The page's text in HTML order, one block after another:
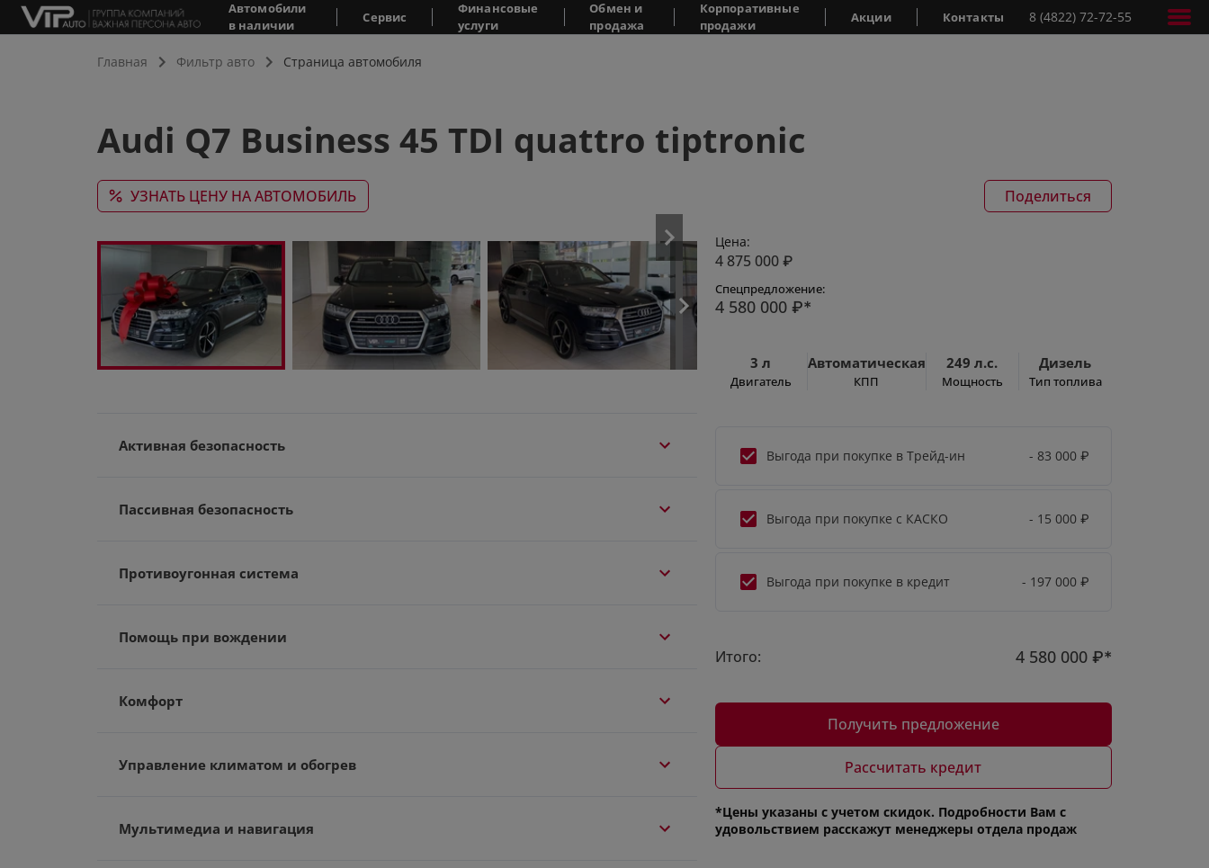
Автомобили
в наличии
Сервис
Финансовые
услуги
Обмен и
продажа
Корпоративные
продажи
Акции Контакты 8 (4822) 72-72-55
Главная Фильтр авто Страница автомобиля
Audi Q7 Business 45 TDI quattro tiptronic
УЗНАТЬ ЦЕНУ НА АВТОМОБИЛЬ Поделиться
Активная безопасность
Пассивная безопасность
Противоугонная система
Помощь при вождении
Комфорт
Управление климатом и обогрев
Мультимедиа и навигация
Цена:
4 875 000 ₽
Спецпредложение:
4 580 000 ₽*
3 л
Двигатель
Автоматическая
КПП
249 л.с.
Мощность
Дизель
Тип топлива
Выгода при покупке в Трейд-ин - 83 000 ₽
Выгода при покупке с КАСКО - 15 000 ₽
Выгода при покупке в кредит - 197 000 ₽
Итого: 4 580 000 ₽*
Получить предложение
Рассчитать кредит
*Цены указаны с учетом скидок. Подробности Вам с
удовольствием расскажут менеджеры отдела продаж